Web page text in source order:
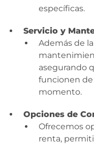
específicas.
Servicio y
Además de
asegurando
funcionen
momento.
Opciones de
Ofrecemos
renta,